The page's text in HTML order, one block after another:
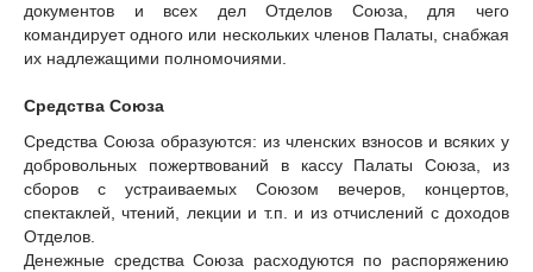
документов и всех дел Отделов Союза, для чего
командирует одного или нескольких членов Палаты, снабжая
их надлежащими полномочиями.
Средства Союза
Средства Союза образуются: из членских взносов и всяких у
добровольных пожертвований в кассу Палаты Союза, из
сборов с устраиваемых Союзом вечеров, концертов,
спектаклей, чтений, лекции и т.п. и из отчислений с доходов
Отделов.
Денежные средства Союза расходуются по распоряжению